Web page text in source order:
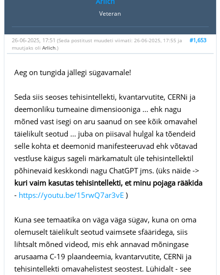
Veteran
#1,653
26-06-2025, 17:51 (Seda postitust muudeti viimati: 26-06-2025, 17:55 ja
muutjaks oli Arlich.)
Aeg on tungida jällegi sügavamale!
Seda siis seoses tehisintellekti, kvantarvutite, CERNi ja
deemonliku tumeaine dimensiooniga ... ehk nagu
mõned vast isegi on aru saanud on see kõik omavahel
täielikult seotud ... juba on piisaval hulgal ka tõendeid
selle kohta et deemonid manifesteeruvad ehk võtavad
vestluse käigus sageli märkamatult üle tehisintellektil
põhinevaid keskkondi nagu ChatGPT jms. (üks näide ->
kuri vaim kasutas tehisintellekti, et minu pojaga rääkida
- https://youtu.be/15rwQ7ar3vE)
Kuna see temaatika on väga väga sügav, kuna on oma
olemuselt täielikult seotud vaimsete sfääridega, siis
lihtsalt mõned videod, mis ehk annavad mõningase
arusaama C-19 plaandeemia, kvantarvutite, CERNi ja
tehisintellekti omavahelistest seostest. Lühidalt - see